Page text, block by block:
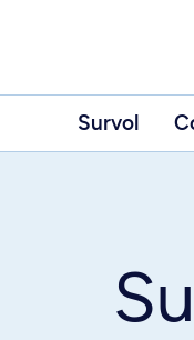
Survol